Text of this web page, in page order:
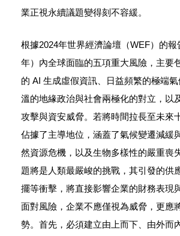
業正視永續議題變得刻不容緩。
根據2024年世界經濟論壇（WEF）的報
年）內全球面臨的五項重大風險，主要
的 AI 生成虛假資訊、日益頻繁的極端
溫的地緣政治與社會兩極化的對立，以
攻擊與資安威脅。若將時間拉長至未來
佔據了主導地位，涵蓋了氣候變遷減緩
然資源危機，以及生物多樣性的嚴重喪
題將是人類最嚴峻的挑戰，其引發的供
擺等衝擊，將直接影響企業的財務表現
面對風險，企業不應僅視為威脅，更應
勢。首先，必須建立由上而下、由外而